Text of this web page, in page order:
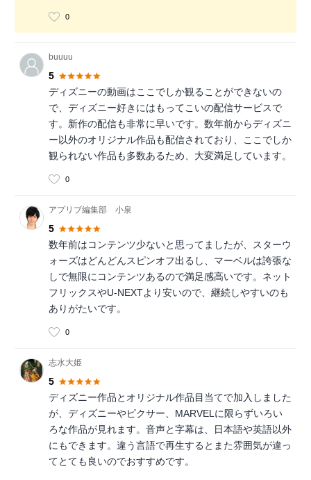
0
buuuu
5
ディズニーの動画はここでしか観ることができないの
で、ディズニー好きにはもってこいの配信サービスで
す。新作の配信も非常に早いです。数年前からディズニ
ー以外のオリジナル作品も配信されており、ここでしか
観られない作品も多数あるため、大変満足しています。
0
アプリブ編集部 小泉
5
数年前はコンテンツ少ないと思ってましたが、スターウ
ォーズはどんどんスピンオフ出るし、マーベルは誇張な
しで無限にコンテンツあるので満足感高いです。ネット
フリックスやU-NEXTより安いので、継続しやすいのも
ありがたいです。
0
志水大姫
5
ディズニー作品とオリジナル作品目当てで加入しました
が、ディズニーやピクサー、MARVELに限らずいろい
ろな作品が見れます。音声と字幕は、日本語や英語以外
にもできます。違う言語で再生するとまた雰囲気が違っ
てとても良いのでおすすめです。